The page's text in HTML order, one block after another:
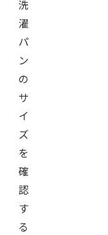
洗
濯
パ
ン
の
サ
イ
ズ
を
確
認
す
る